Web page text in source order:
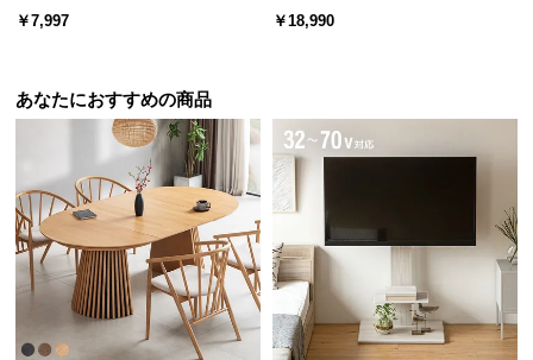
cmポール付
￥7,997
mm 3×5m（自然な見た目を追求・
￥18,990
あなたにおすすめの商品